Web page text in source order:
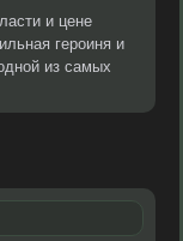
и цене
героиня и
из самых